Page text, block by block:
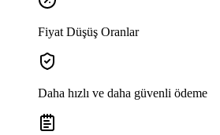
Fiyat Düşüş Oranlar
Daha hızlı ve daha güvenli ödeme